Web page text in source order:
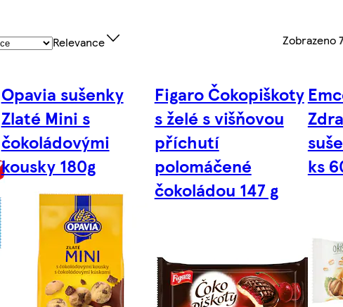
Relevance Zobrazeno
Opavia sušenky
Zlaté Mini s
čokoládovými
kousky 180g
Figaro Čokopiškoty
s želé s višňovou
příchutí
polomáčené
čokoládou 147 g
ks